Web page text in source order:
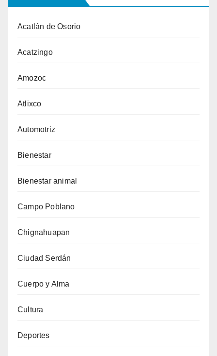
Acatlán de Osorio
Acatzingo
Amozoc
Atlixco
Automotriz
Bienestar
Bienestar animal
Campo Poblano
Chignahuapan
Ciudad Serdán
Cuerpo y Alma
Cultura
Deportes